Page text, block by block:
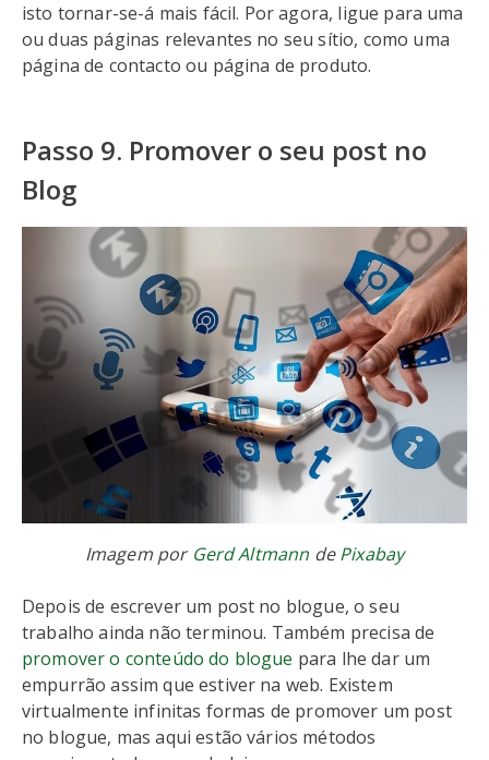
isto tornar-se-á mais fácil. Por agora, ligue para uma
ou duas páginas relevantes no seu sítio, como uma
página de contacto ou página de produto.
Passo 9. Promover o seu post no
Blog
Imagem por Gerd Altmann dePixabay
Depois de escrever um post no blogue, o seu
trabalho ainda não terminou. Também precisa de
promover o conteúdo do blogue para lhe dar um
empurrão assim que estiver na web. Existem
virtualmente infinitas formas de promover um post
no blogue, mas aqui estão vários métodos